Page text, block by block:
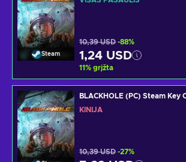
Steam
10,39 USD -88%
1,24 USD
11% grįžta
BLACKHOLE (PC) Steam Key
KINIJA
10,39 USD -27%